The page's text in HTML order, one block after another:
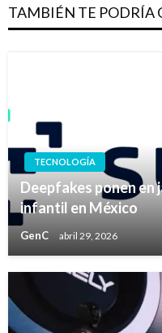
TAMBIÉN TE PODRÍA
TECNOLOGÍA
Deepfakes ponen
infantil en México
GenC abril 29, 2026